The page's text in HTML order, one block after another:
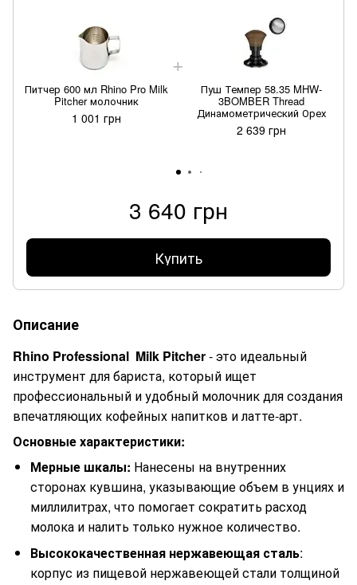
Питчер 600 мл Rhino Pro Milk
Pitcher молочник
1 001 грн
Пуш Темпер 58.35 MHW-
3BOMBER Thread
Динамометрический Орех
2 639 грн
3 640 грн
Купить
Описание
Rhino Professional Milk Pitcher- это идеальный
инструмент для бариста, который ищет
профессиональный и удобный молочник для создания
впечатляющих кофейных напитков и латте-арт.
Основные характеристики:
Мерные шкалы: Нанесены на внутренних
сторонах кувшина, указывающие объем в унциях и
миллилитрах, что помогает сократить расход
молока и налить только нужное количество.
Высококачественная нержавеющая сталь:
корпус из пищевой нержавеющей стали толщиной